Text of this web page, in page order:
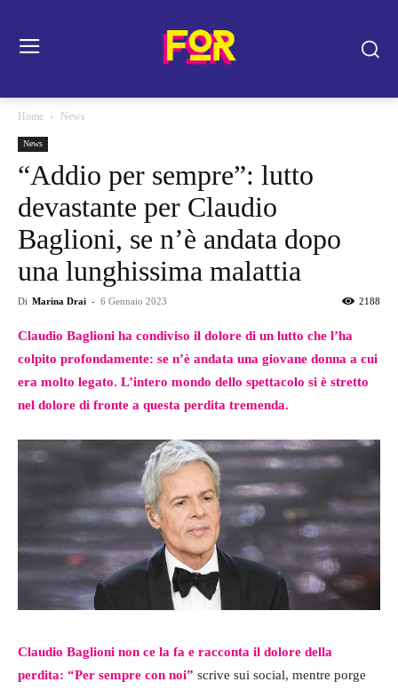
Home News
News
“Addio per sempre”: lutto
devastante per Claudio
Baglioni, se n’è andata dopo
una lunghissima malattia
Di Marina Drai - 6 Gennaio 2023 2188
Claudio Baglioni ha condiviso il dolore di un lutto che l’ha
colpito profondamente: se n’è andata una giovane donna a cui
era molto legato. L’intero mondo dello spettacolo si è stretto
nel dolore di fronte a questa perdita tremenda.
Claudio Baglioni non ce la fa e racconta il dolore della
perdita: “Per sempre con noi” scrive sui social, mentre porge